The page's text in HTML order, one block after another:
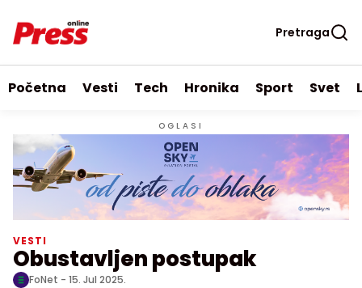
Pretraga
Početna Vesti Tech Hronika Sport Svet
OGLASI
VESTI
Obustavljen postupak
FoNet - 15. Jul 2025.